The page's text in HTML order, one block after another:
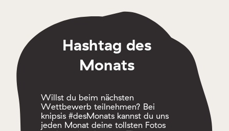
Hashtag des
Monats
Willst du beim nächsten
Wettbewerb teilnehmen? Bei
knipsis #desMonats kannst du uns
jeden Monat deine tollsten Fotos
zu einem bestimmten Thema